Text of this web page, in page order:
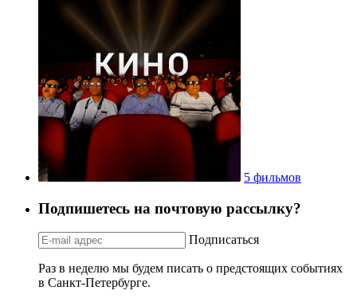
5 фильмов
Подпишетесь на почтовую рассылку?
Подписаться
Раз в неделю мы будем писать о предстоящих событиях
в Санкт-Петербурге.